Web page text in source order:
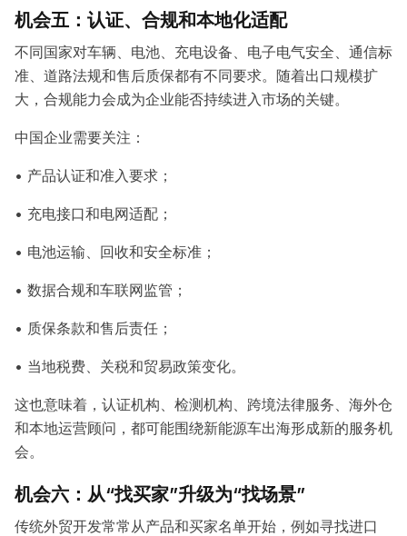
机会五：认证、合规和本地化适配
不同国家对车辆、电池、充电设备、电子电气安全、通信标
准、道路法规和售后质保都有不同要求。随着出口规模扩
大，合规能力会成为企业能否持续进入市场的关键。
中国企业需要关注：
• 产品认证和准入要求；
• 充电接口和电网适配；
• 电池运输、回收和安全标准；
• 数据合规和车联网监管；
• 质保条款和售后责任；
• 当地税费、关税和贸易政策变化。
这也意味着，认证机构、检测机构、跨境法律服务、海外仓
和本地运营顾问，都可能围绕新能源车出海形成新的服务机
会。
机会六：从“找买家”升级为“找场景”
传统外贸开发常常从产品和买家名单开始，例如寻找进口